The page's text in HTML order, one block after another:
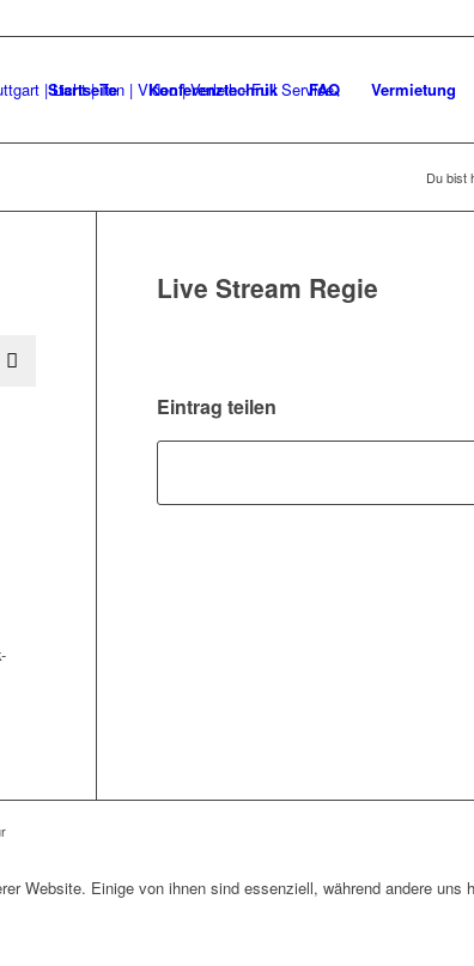
Startseite Konferenztechnik FAQ Vermietung
Du bist
Live Stream Regie
Eintrag teilen
Website. Einige von ihnen sind essenziell, während andere